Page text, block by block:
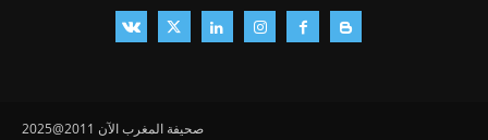
صحيفة المغرب الآن 2011@2025